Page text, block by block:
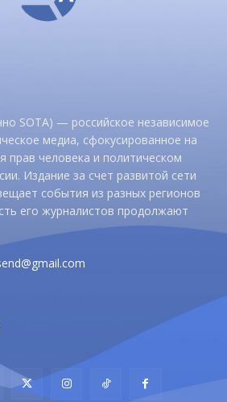
SOTA) — российское независимое
медиа, сфокусированное на
прав человека и политическом
Издание за счет развитой сети
события из разных регионов
его журналистов продолжают